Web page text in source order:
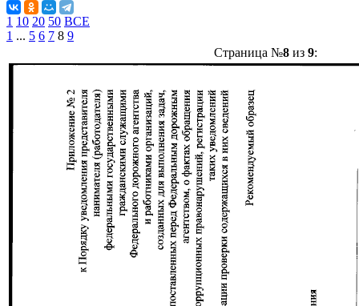
1 10 20 50 ВСЕ
1 ... 5 6 7 8 9
Страница №8из 9: